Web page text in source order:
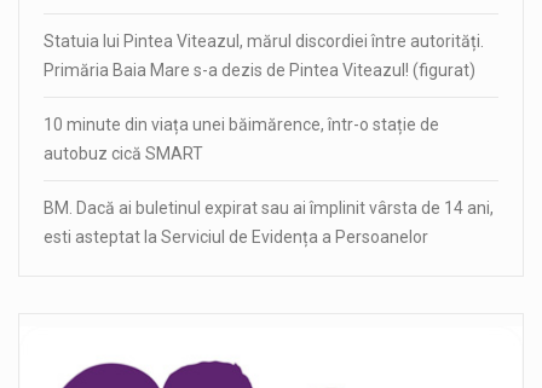
Statuia lui Pintea Viteazul, mărul discordiei între autorități.
Primăria Baia Mare s-a dezis de Pintea Viteazul! (figurat)
10 minute din viața unei băimărence, într-o stație de
autobuz cică SMART
BM. Dacă ai buletinul expirat sau ai împlinit vârsta de 14 ani,
esti asteptat la Serviciul de Evidența a Persoanelor